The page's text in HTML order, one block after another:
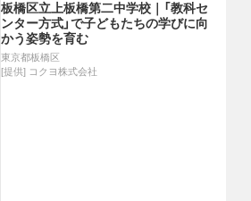
板橋区立上板橋第二中学校｜「教科セ
ンター方式」で子どもたちの学びに向
かう姿勢を育む
東京都板橋区
[提供] コクヨ株式会社